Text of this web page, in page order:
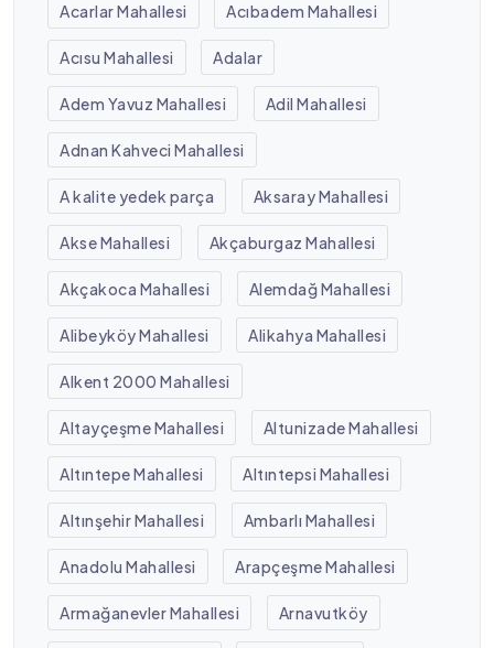
Acarlar Mahallesi Acıbadem Mahallesi
Acısu Mahallesi Adalar
Adem Yavuz Mahallesi Adil Mahallesi
Adnan Kahveci Mahallesi
A kalite yedek parça Aksaray Mahallesi
Akse Mahallesi Akçaburgaz Mahallesi
Akçakoca Mahallesi Alemdağ Mahallesi
Alibeyköy Mahallesi Alikahya Mahallesi
Alkent 2000 Mahallesi
Altayçeşme Mahallesi Altunizade Mahallesi
Altıntepe Mahallesi Altıntepsi Mahallesi
Altınşehir Mahallesi Ambarlı Mahallesi
Anadolu Mahallesi Arapçeşme Mahallesi
Armağanevler Mahallesi Arnavutköy